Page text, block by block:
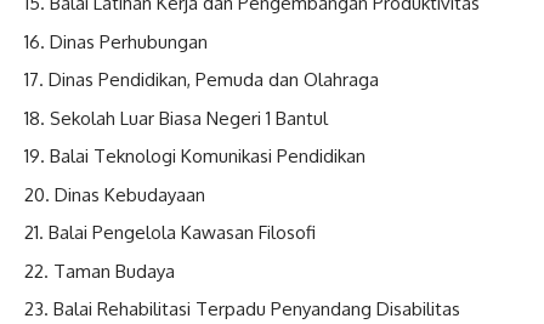
Dinas Perhubungan
Dinas Pendidikan, Pemuda dan Olahraga
Sekolah Luar Biasa Negeri 1 Bantul
Balai Teknologi Komunikasi Pendidikan
Dinas Kebudayaan
Balai Pengelola Kawasan Filosofi
Taman Budaya
Balai Rehabilitasi Terpadu Penyandang Disabilitas